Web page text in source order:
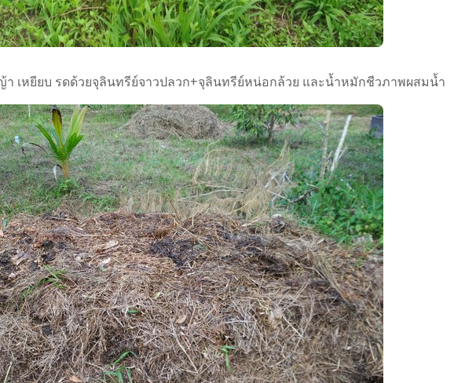
เหยียบ​ รดด้วยจุลินทรีย์จาวปลวก+จุลินทรีย์​หน่อกล้วย และน้ำหมักชีวภาพ​ผสมน้ำ